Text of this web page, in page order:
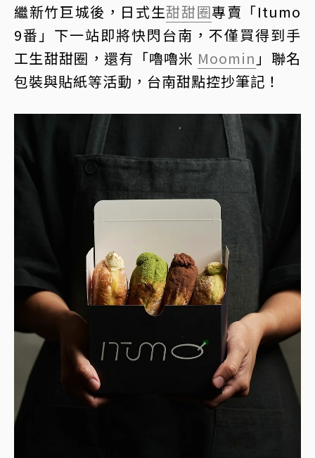
繼新竹巨城後，日式生甜甜圈專賣「Itumo
9番」下一站即將快閃台南，不僅買得到手
工生甜甜圈，還有「嚕嚕米 Moomin 」聯名
包裝與貼紙等活動，台南甜點控抄筆記！